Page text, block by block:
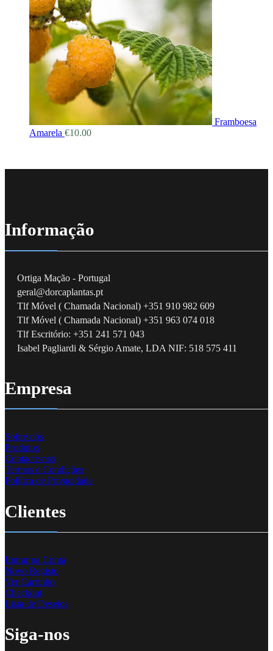
Framboesa
Amarela €10.00
Informação
Ortiga Mação - Portugal
geral@dorcaplantas.pt
Tlf Móvel ( Chamada Nacional) +351 910 982 609
Tlf Móvel ( Chamada Nacional) +351 963 074 018
Tlf Escritório: +351 241 571 043
Isabel Pagliardi & Sérgio Amate, LDA NIF: 518 575 411
Empresa
Sobre nós
Produtos
Contacte-nos
Termos e Condições
Política de Privacidade
Clientes
Entrar na Conta
Novo Registo
Ver Carrinho
Checkout
Lista de Desejos
Siga-nos